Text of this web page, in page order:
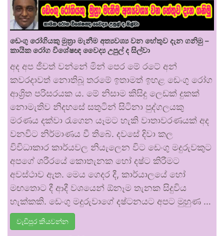
ඩෙංගු රෝගියකු ⁣මුත්‍රා මැනීම අත්‍යවශ්‍ය වන හේතුව දැන ගනිමු –
කායික රෝග විශේෂඥ වෛද්‍ය උපුල් ද සිල්වා
අද අප ජීවත් වන්නේ මින් පෙර මේ රටේ අන්
කවරදාවත් නොතිබූ තරමේ ඉතාමත් ඉහළ ඩෙංගු රෝග
ආශ්‍රිත පරිසරයක ය. මේ නිසාම කිසිදු ලෙඩක් දුකක්
නොමැතිව නිදහසේ සතුටින් සිටිනා පුද්ගලයකු
මරණය දක්වා රැගෙන යෑමට හැකි වාතාවරණයක් අද
වනවිට නිර්මාණය වී තිබේ. දවසේ දිවා කල
විවිධාකාර කාර්යවල නියැලෙන විට ඩෙංගු මදුරුවකුට
අපගේ ශරීරයේ කොතැනක හෝ දෂ්ට කිරීමට
අවස්ථාව ඇත. මෙය ගෙදර දී, කාර්යාලයේ හෝ
මඟතොට දී ආදී වශයෙන් ඕනෑම තැනක සිදුවිය
හැක්කකි. ඩෙංගු මදුරුවාගේ දෂ්ටනයට අපට මුහුණ …
වැඩිපුර කියවන්න